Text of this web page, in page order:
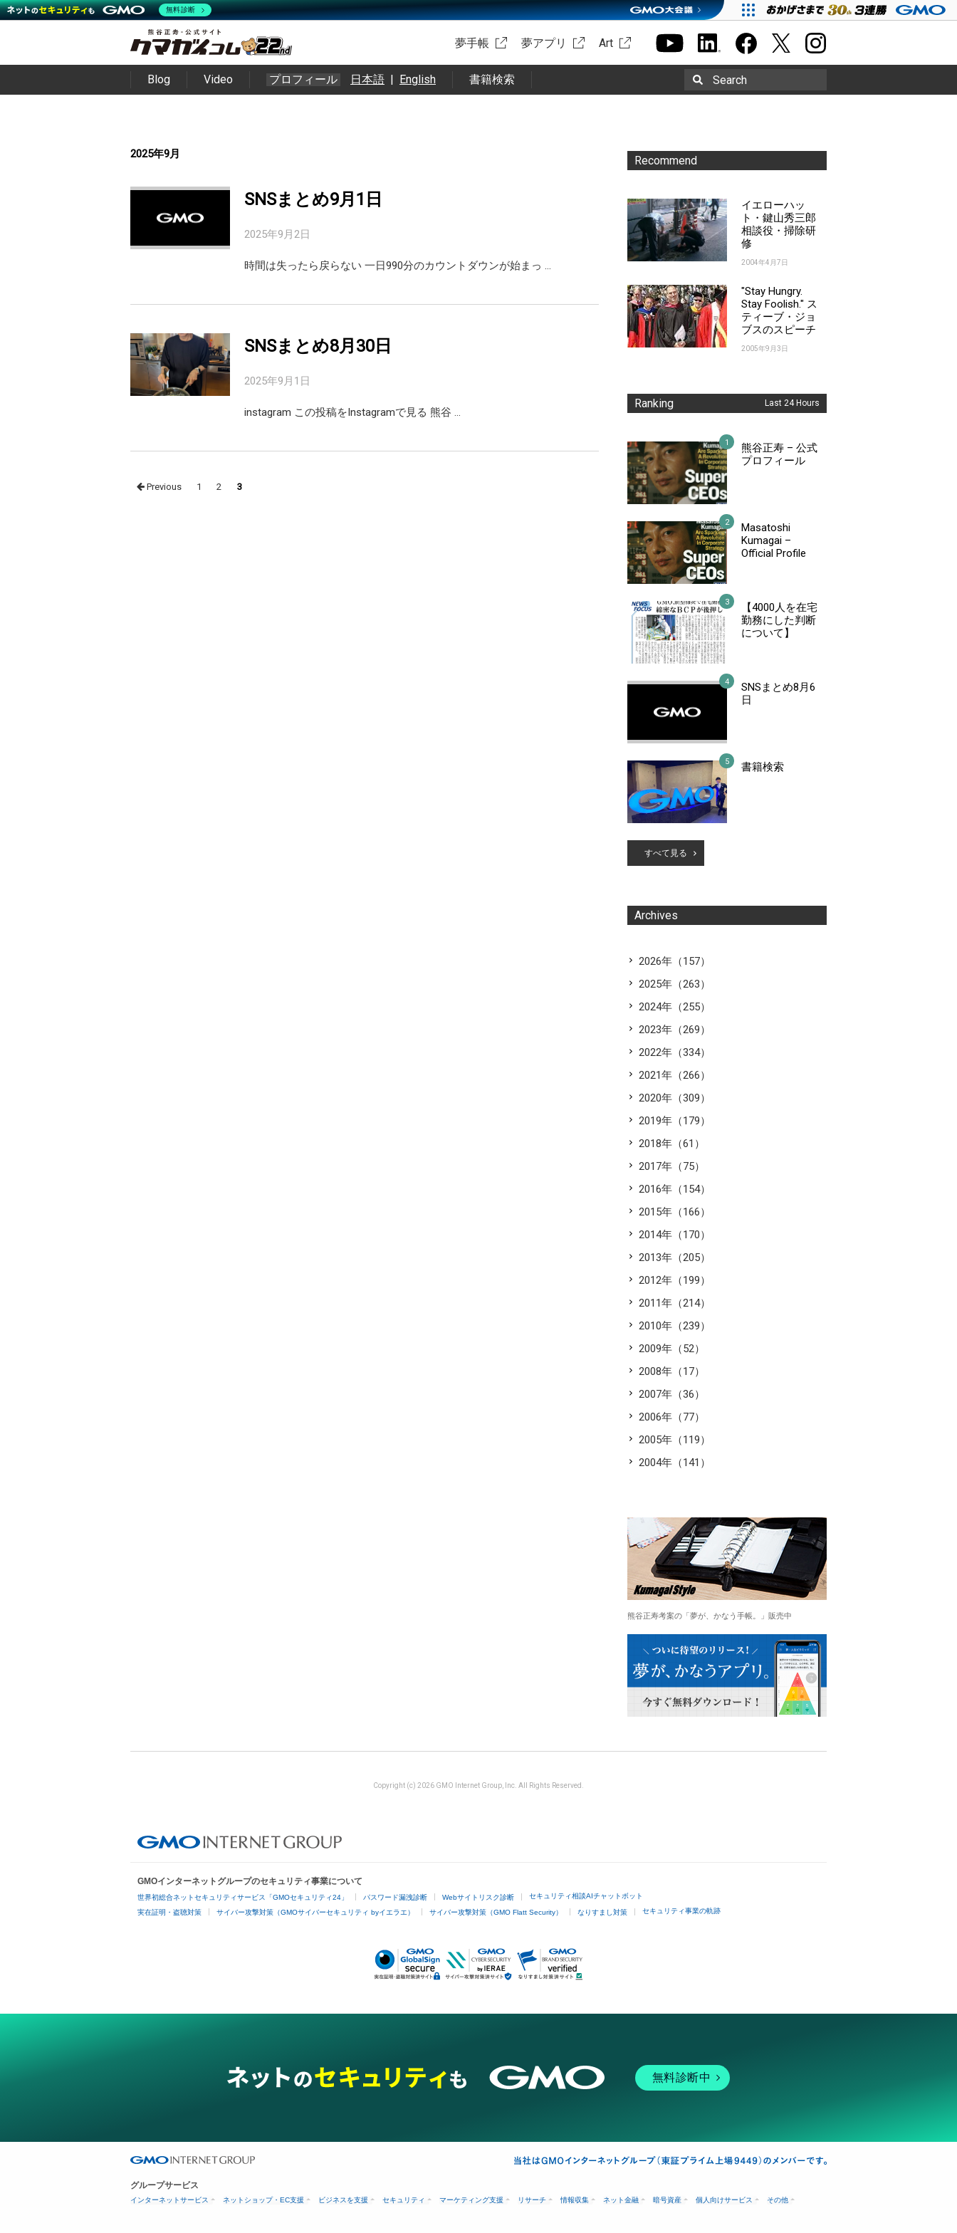
夢手帳 夢アプリ Art
Blog Video プロフィール 日本語 | English 書籍検索 Search
2025年9月
SNSまとめ9月1日
2025年9月2日
時間は失ったら戻らない 一日990分のカウントダウンが始まっ …
SNSまとめ8月30日
2025年9月1日
instagram この投稿をInstagramで見る 熊谷 …
PostsPrevious 1 2 3
Recommend
イエローハッ
ト・鍵山秀三郎
相談役・掃除研
修
2004年4月7日
"Stay Hungry.
Stay Foolish." ス
ティーブ・ジョ
ブスのスピーチ
2005年9月3日
Ranking Last 24 Hours
熊谷正寿 – 公式
プロフィール
Masatoshi
Kumagai –
Official Profile
【4000人を在宅
勤務にした判断
について】
SNSまとめ8月6
日
書籍検索
すべて見る
Archives
2026年（157）
2025年（263）
2024年（255）
2023年（269）
2022年（334）
2021年（266）
2020年（309）
2019年（179）
2018年（61）
2017年（75）
2016年（154）
2015年（166）
2014年（170）
2013年（205）
2012年（199）
2011年（214）
2010年（239）
2009年（52）
2008年（17）
2007年（36）
2006年（77）
2005年（119）
2004年（141）
熊谷正寿考案の「夢が、かなう手帳。」販売中
Copyright (c) 2026 GMO Internet Group, Inc. All Rights Reserved.
GMOインターネットグループのセキュリティ事業について
世界初総合ネットセキュリティサービス「GMOセキュリティ24」 パスワード漏洩診断 Webサイトリスク診断 セキュリティ相談AIチャットボット
実在証明・盗聴対策 サイバー攻撃対策（GMOサイバーセキュリティ byイエラエ） サイバー攻撃対策（GMO Flatt Security） なりすまし対策 セキュリティ事業の軌跡
無料診断中
グループサービス
インターネットサービス ネットショップ・EC支援 ビジネスを支援 セキュリティ マーケティング支援 リサーチ 情報収集 ネット金融 暗号資産 個人向けサービス その他
無料診断